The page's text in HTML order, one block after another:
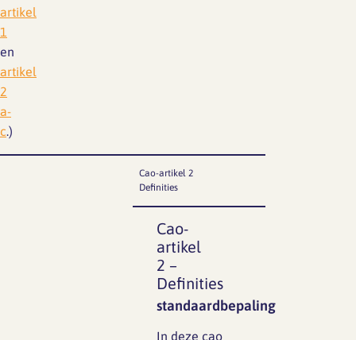
artikel
1
en
artikel
2
a-
c.)
Cao-artikel 2
Definities
Cao-
artikel
2 –
Definities
standaardbepaling
In deze cao